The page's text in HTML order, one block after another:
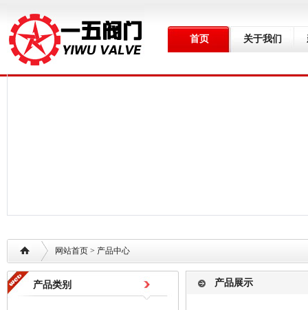
首页 关于我们
网站首页 > 产品中心
产品类别 产品展示